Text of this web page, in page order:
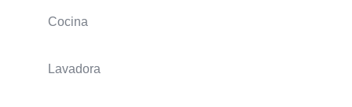
Cocina
Lavadora